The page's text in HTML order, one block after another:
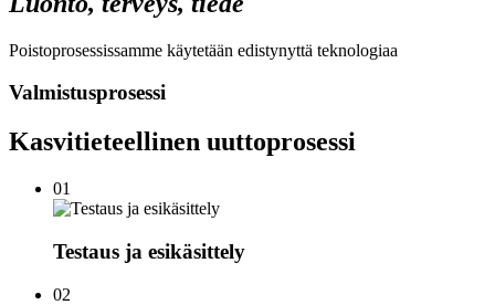
Poistoprosessissamme käytetään edistynyttä teknologiaa
Valmistusprosessi
Kasvitieteellinen uuttoprosessi
01
Testaus ja esikäsittely
02